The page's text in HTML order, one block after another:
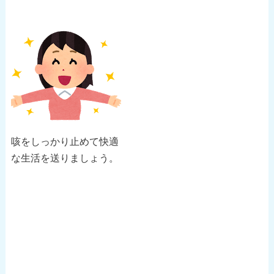
咳をしっかり止めて快適
な生活を送りましょう。